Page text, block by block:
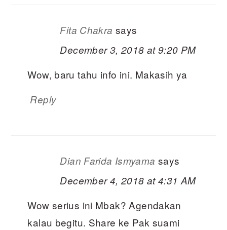
Fita Chakra says
December 3, 2018 at 9:20 PM
Wow, baru tahu info ini. Makasih ya
Reply
Dian Farida Ismyama says
December 4, 2018 at 4:31 AM
Wow serius ini Mbak? Agendakan
kalau begitu. Share ke Pak suami